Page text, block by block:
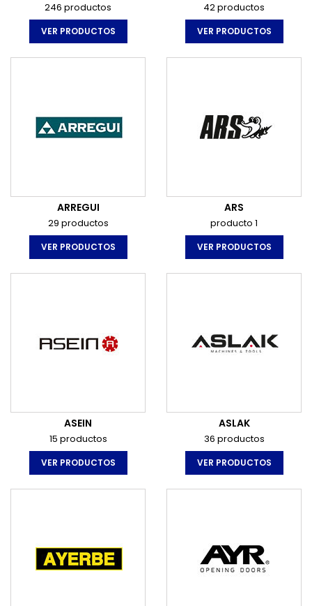
246 productos
VER PRODUCTOS
42 productos
VER PRODUCTOS
ARREGUI
29 productos
VER PRODUCTOS
ARS
producto 1
VER PRODUCTOS
ASEIN
15 productos
VER PRODUCTOS
ASLAK
36 productos
VER PRODUCTOS